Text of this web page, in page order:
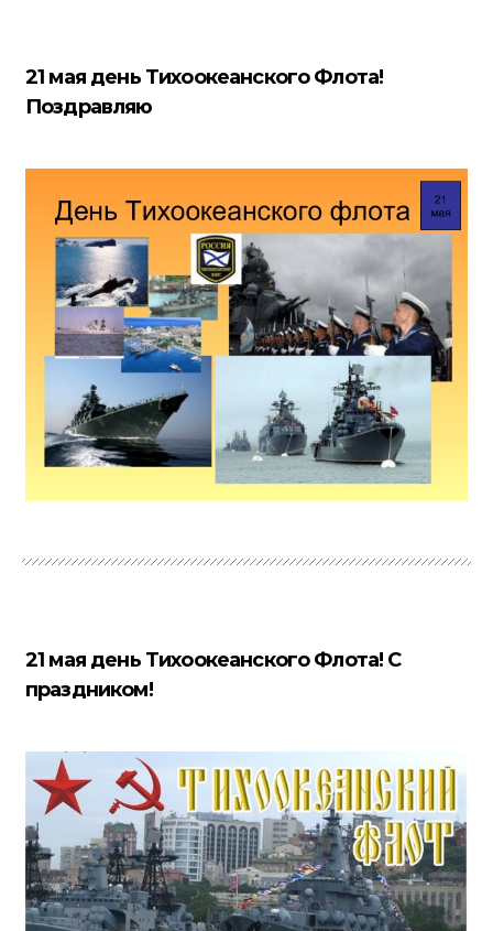
21 мая день Тихоокеанского Флота!
Поздравляю
21 мая день Тихоокеанского Флота! С
праздником!